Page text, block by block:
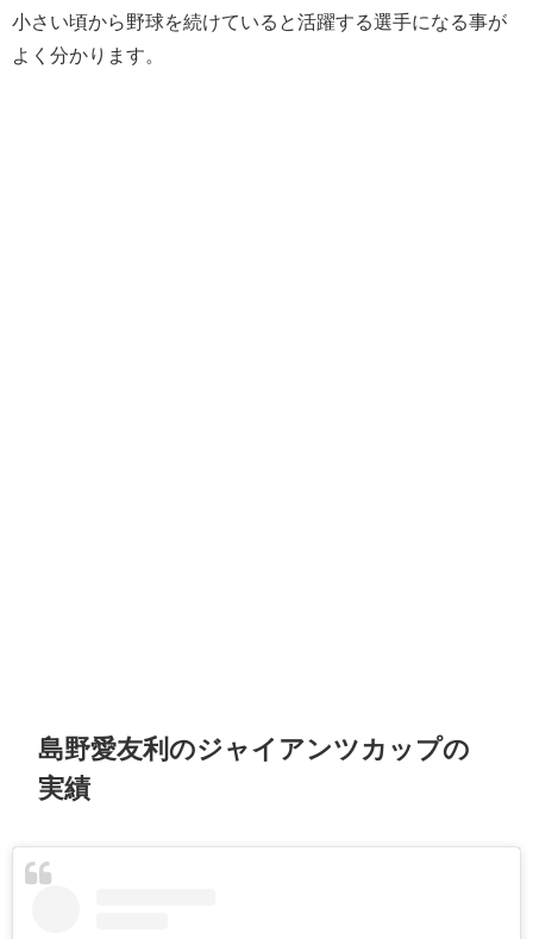
小さい頃から野球を続けていると活躍する選手になる事が
よく分かります。
島野愛友利のジャイアンツカップの
実績